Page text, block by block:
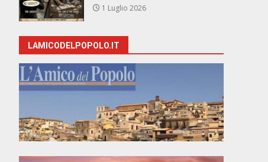
1 Luglio 2026
LAMICODELPOPOLO.IT